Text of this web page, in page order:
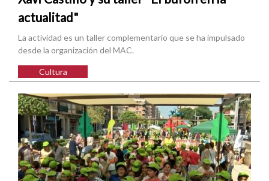
actualitad"
La actividad es un taller complementario que se ha impulsado
desde la organización del MAC.
Cultura